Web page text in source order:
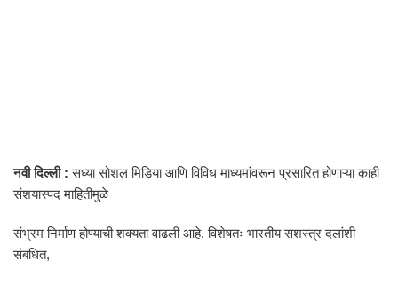
नवी दिल्ली : सध्या सोशल मिडिया आणि विविध माध्यमांवरून प्रसारित होणाऱ्या काही
संशयास्पद माहितीमुळे
संभ्रम निर्माण होण्याची शक्यता वाढली आहे. विशेषतः भारतीय सशस्त्र दलांशी
संबंधित,